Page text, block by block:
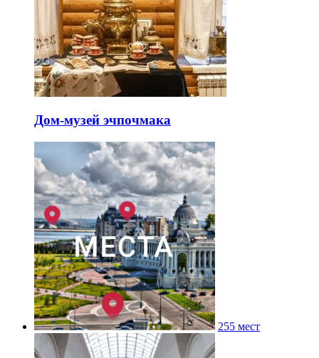
Дом-музей эчпочмака
255 мест